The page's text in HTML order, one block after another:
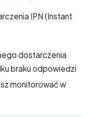
IPN (Instant
dostarczenia
braku odpowiedzi
monitorować w